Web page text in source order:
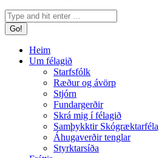
Search:
Heim
Um félagið
Starfsfólk
Ræður og ávörp
Stjórn
Fundargerðir
Skrá mig í félagið
Samþykktir
Áhugaverðir tenglar
Styrktarsíða